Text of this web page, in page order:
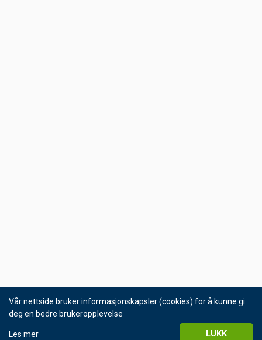
Vår nettside bruker informasjonskapsler (cookies) for å kunne gi
deg en bedre brukeropplevelse
Les mer LUKK